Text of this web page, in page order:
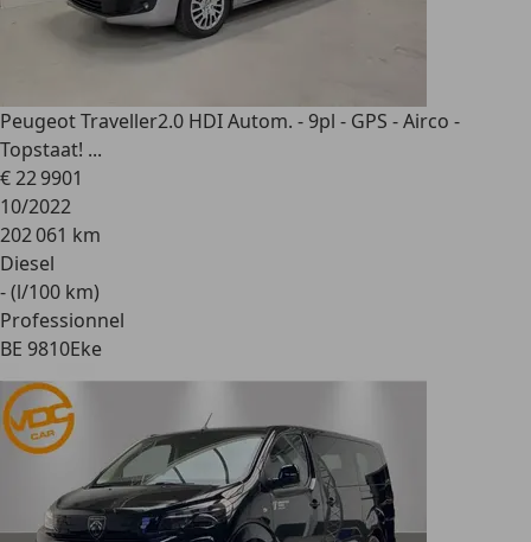
Peugeot Traveller2.0 HDI Autom. - 9pl - GPS - Airco -
Topstaat! ...
€ 22 9901
10/2022
202 061 km
Diesel
- (l/100 km)
Professionnel
BE 9810Eke